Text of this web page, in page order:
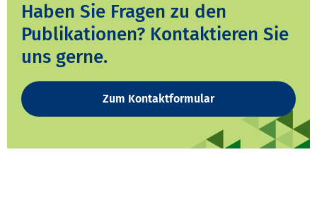
Haben Sie Fragen zu den
Publikationen? Kontaktieren Sie
uns gerne.
Zum Kontaktformular